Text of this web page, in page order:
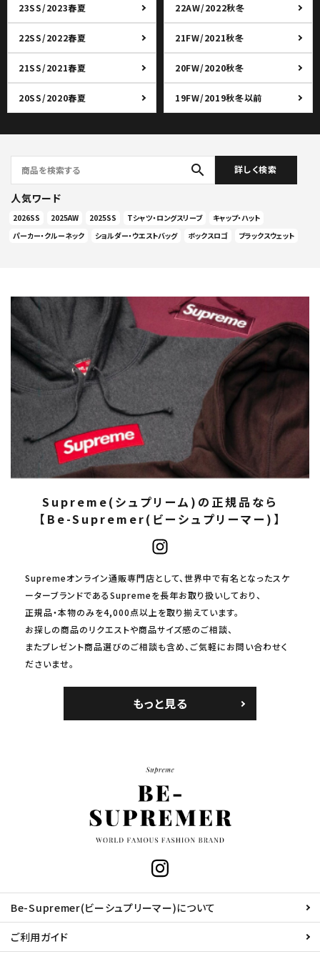
23SS/2023春夏 22AW/2022秋冬
22SS/2022春夏 21FW/2021秋冬
21SS/2021春夏 20FW/2020秋冬
20SS/2020春夏 19FW/2019秋冬以前
search 詳しく検索
人気ワード
2026SS 2025AW 2025SS Tシャツ・ロングスリーブ
キャップ・ハット
パーカー・クルーネック
ショルダー・ウエストバッグ ボックスロゴ ブラックスウェット
Supreme(シュプリーム)の正規品なら
【Be-Supremer(ビーシュプリーマー)】
Supremeオンライン通販専門店として、世界中で有名となったスケ
ーターブランドであるSupremeを長年お取り扱いしており、
正規品・本物のみを4,000点以上を取り揃えています。
お探しの商品のリクエストや商品サイズ感のご相談、
またプレゼント商品選びのご相談も含め、ご気軽にお問い合わせく
ださいませ。
もっと見る
Be-Supremer(ビーシュプリーマー)について
ご利用ガイド